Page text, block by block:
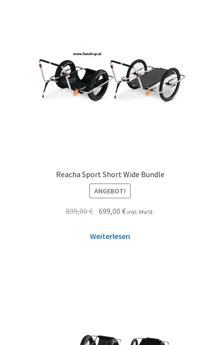
Reacha Sport Short Wide Bundle
ANGEBOT!
899,00€ 699,00€ inkl. MwSt.
Weiterlesen